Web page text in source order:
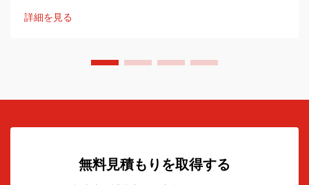
く、重めで断熱性があります。この実用的なガイドでは、そ
れぞれの用途に応じた最適な素材と使用シナリオをご紹介し
詳細を見る
無料見積もりを取得する